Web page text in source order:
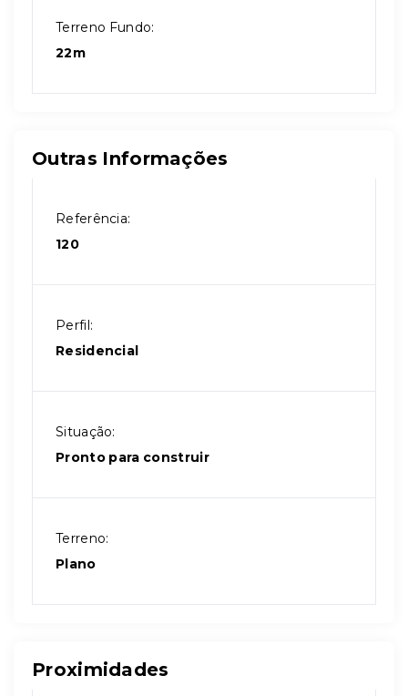
Terreno Fundo:
22m
Outras Informações
Referência:
120
Perfil:
Residencial
Situação:
Pronto para construir
Terreno:
Plano
Proximidades